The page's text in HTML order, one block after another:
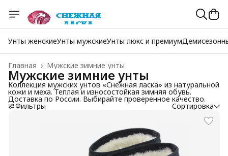
Унты женскиеУнты мужскиеУнты люкс и премиум
Мужские зимние унты
Главная ›
Мужские зимние унты
Коллекция мужских унтов «Снежная ласка» из натуральной
кожи и меха. Теплая и износостойкая зимняя обувь.
Доставка по России. Выбирайте проверенное качество.
Фильтры Сортировка